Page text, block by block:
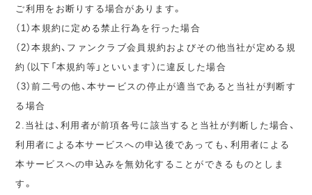
ご利用をお断りする場合があります。
（1）本規約に定める禁止行為を行った場合
（2）本規約、ファンクラブ会員規約およびその他当社が定める規
約（以下「本規約等」といいます）に違反した場合
（3）前二号の他、本サービスの停止が適当であると当社が判断す
る場合
2.当社は、利用者が前項各号に該当すると当社が判断した場合、
利用者による本サービスへの申込後であっても、利用者による
本サービスへの申込みを無効化することができるものとしま
す。